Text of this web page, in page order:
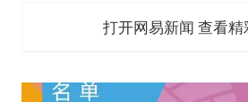
打开网易新闻 查看